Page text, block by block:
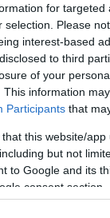
for
selection. Please
interest-based
to third
of your
This information
Participants that
that this website/
but not
to Google and its
consent section.
αν μαζί με
κοινό